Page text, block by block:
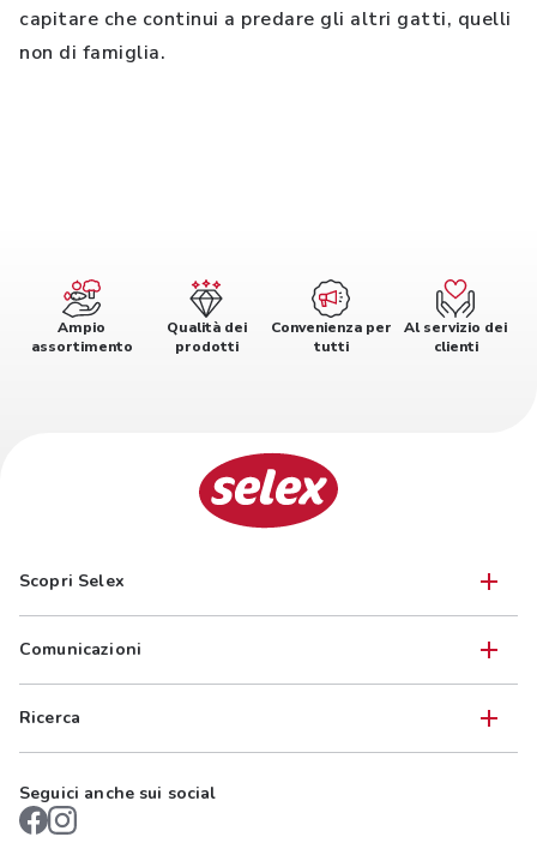
capitare che continui a predare gli altri gatti, quelli
non di famiglia.
Ampio
assortimento
Qualità dei
prodotti
Convenienza per
tutti
Al servizio dei
clienti
Scopri Selex
Comunicazioni
Ricerca
Seguici anche sui social